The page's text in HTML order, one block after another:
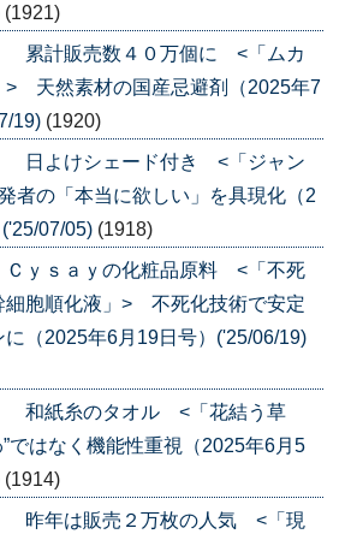
(1921)
累計販売数４０万個に <「ムカ
> 天然素材の国産忌避剤（2025年7
19) (1920)
日よけシェード付き <「ジャン
者の「本当に欲しい」を具現化（2
07/05) (1918)
Ｃｙｓａｙの化粧品原料 <「不死
細胞順化液」> 不死化技術で安定
（2025年6月19日号）('25/06/19)
和紙糸のタオル <「花結う草
ではなく機能性重視（2025年6月5
(1914)
昨年は販売２万枚の人気 <「現